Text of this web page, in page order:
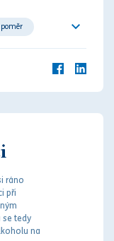
ráno
při
tedy
na